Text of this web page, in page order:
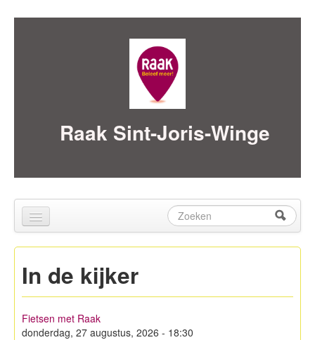
Raak Sint-Joris-Winge
Zoekveld
Zoeken
Home
over ons
Activiteiten
Hagelandse Kerstmarkt
In de kijker
Fietsen met Raak
donderdag, 27 augustus, 2026 - 18:30